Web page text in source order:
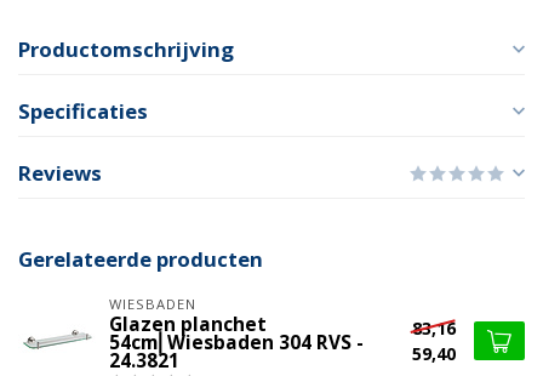
Productomschrijving
Specificaties
Reviews
Gerelateerde producten
WIESBADEN
Glazen planchet
54cm⎢Wiesbaden 304 RVS -
24.3821
83,16
59,40